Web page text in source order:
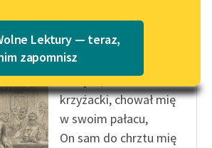
dla
Katalog w formacie PDF
Lektury — teraz,
zapomnisz
Konrad Wallenrod
Winrych, mistrz
krzyżacki, chował mię
w swoim pałacu,
On sam do chrztu mię